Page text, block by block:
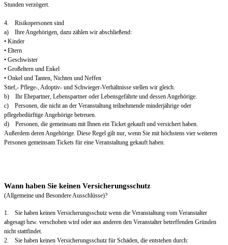
Stunden verzögert.
4. Risikopersonen sind
a) Ihre Angehörigen, dazu zählen wir abschließend:
• Kinder
• Eltern
• Geschwister
• Großeltern und Enkel
• Onkel und Tanten, Nichten und Neffen
Stief,- Pflege-, Adoptiv- und Schwieger-Verhältnisse stellen wir gleich.
b) Ihr Ehepartner, Lebenspartner oder Lebensgefährte und dessen Angehörige.
c) Personen, die nicht an der Veranstaltung teilnehmende minderjährige oder
pflegebedürftige Angehörige betreuen.
d) Personen, die gemeinsam mit Ihnen ein Ticket gekauft und versichert haben.
Außerdem deren Angehörige. Diese Regel gilt nur, wenn Sie mit höchstens vier weiteren
Personen gemeinsam Tickets für eine Veranstaltung gekauft haben.
Wann haben Sie keinen Versicherungsschutz
(Allgemeine und Besondere Ausschlüsse)?
1. Sie haben keinen Versicherungsschutz wenn die Veranstaltung vom Veranstalter
abgesagt bzw. verschoben wird oder aus anderen den Veranstalter betreffenden Gründen
nicht stattfindet.
2. Sie haben keinen Versicherungsschutz für Schäden, die entstehen durch: